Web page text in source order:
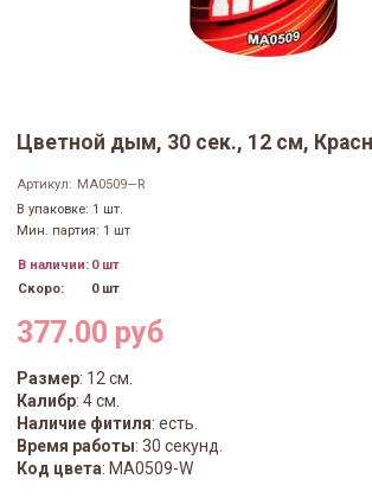
Цветной дым, 30 сек., 12 см,
Артикул: MA0509—R
В упаковке: 1 шт.
Мин. партия: 1 шт
В наличии: 0 шт
Скоро:
0 шт
377.00 руб
Размер: 12 см.
Калибр: 4 см.
Наличие фитиля: есть.
Время работы: 30 секунд.
Код цвета: MA0509-W